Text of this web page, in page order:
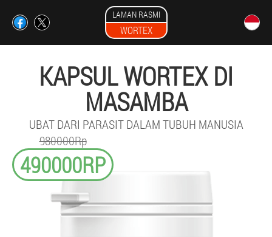
LAMAN RASMI
WORTEX
KAPSUL WORTEX DI
MASAMBA
UBAT DARI PARASIT DALAM TUBUH MANUSIA
980000Rp
490000RP